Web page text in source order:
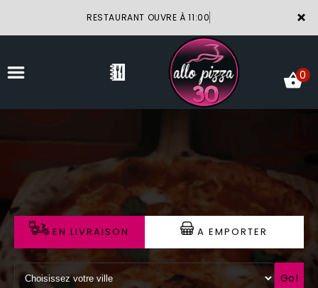
×
RESTAURANT OUVRE À 11:00
LA CARTE
VOTRE COMPTE
NOTRE RESTAURANT
VOS AVIS
0
EN LIVRAISON A EMPORTER
Go!